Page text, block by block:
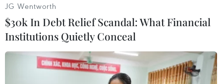
JG Wentworth
$30k In Debt Relief Scandal: What Financial
Institutions Quietly Conceal